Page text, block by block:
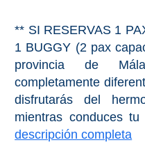
Pitres
Trevélez
PUEBLOS
BLANCOS
** SI RESERVAS 1
1 BUGGY (2 pax
provincia de
completamente
disfrutarás del
mientras conduces
descripción completa